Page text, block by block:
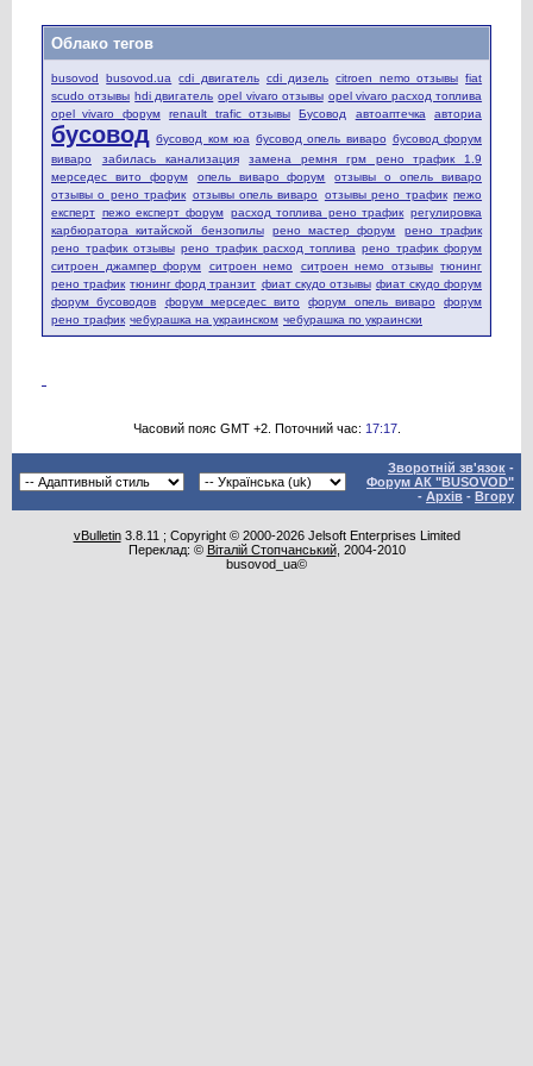
Облако тегов
busovod busovod.ua cdi двигатель cdi дизель citroen nemo отзывы fiat
scudo отзывы hdi двигатель opel vivaro отзывы opel vivaro расход топлива
opel vivaro форум
renault trafic отзывы Бусовод автоаптечка авториа
бусовод бусовод ком юа бусовод опель виваро бусовод форум
виваро
забилась канализация
замена ремня грм рено трафик 1.9
мерседес вито форум
опель виваро форум
отзывы о опель виваро
отзывы о рено трафик отзывы опель виваро отзывы рено трафик пежо
експерт пежо експерт форум расход топлива рено трафик регулировка
карбюратора китайской бензопилы
рено мастер форум
рено трафик
рено трафик отзывы рено трафик расход топлива рено трафик форум
ситроен джампер форум
ситроен немо ситроен немо отзывы тюнинг
рено трафик тюнинг форд транзит фиат скудо отзывы фиат скудо форум
форум бусоводов
форум мерседес вито форум опель виваро
форум
рено трафик чебурашка на украинском чебурашка по украински
Часовий пояс GMT +2. Поточний час: 17:17.
Зворотній зв'язок -
Форум АК "BUSOVOD"
- Архів - Вгору
vBulletin3.8.11 ; Copyright © 2000-2026 Jelsoft Enterprises Limited
Переклад: © Віталій Стопчанський, 2004-2010
busovod_ua©